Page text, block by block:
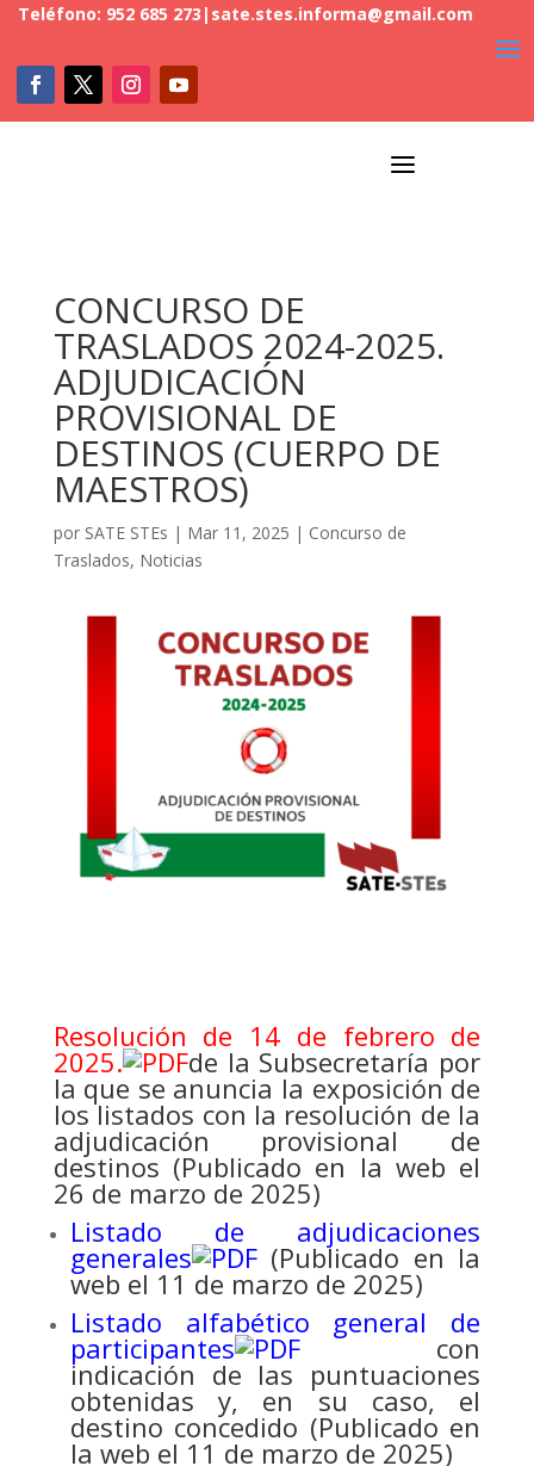
Teléfono: 952 685 273 | sate.stes.informa@gmail.com
a
CONCURSO DE
TRASLADOS 2024-2025.
ADJUDICACIÓN
PROVISIONAL DE
DESTINOS (CUERPO DE
MAESTROS)
por SATE STEs | Mar 11, 2025 | Concurso de
Traslados, Noticias
Resolución de 14 de febrero de
2025. de la Subsecretaría por
la que se anuncia la exposición de
los listados con la resolución de la
adjudicación provisional de
destinos (Publicado en la web el
26 de marzo de 2025)
Listado de adjudicaciones
generales (Publicado en la
web el 11 de marzo de 2025)
Listado alfabético general de
participantes con
indicación de las puntuaciones
obtenidas y, en su caso, el
destino concedido (Publicado en
la web el 11 de marzo de 2025)